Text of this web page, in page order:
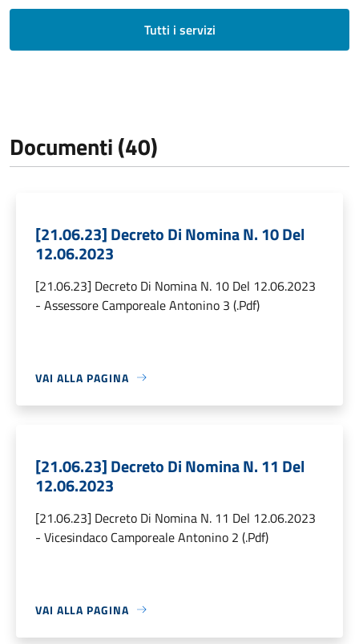
Tutti i servizi
Documenti (40)
[21.06.23] Decreto Di Nomina N. 10 Del
12.06.2023
[21.06.23] Decreto Di Nomina N. 10 Del 12.06.2023
- Assessore Camporeale Antonino 3 (.Pdf)
VAI ALLA PAGINA
[21.06.23] Decreto Di Nomina N. 11 Del
12.06.2023
[21.06.23] Decreto Di Nomina N. 11 Del 12.06.2023
- Vicesindaco Camporeale Antonino 2 (.Pdf)
VAI ALLA PAGINA